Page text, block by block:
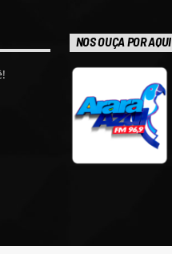
NOS OUÇA POR AQUI